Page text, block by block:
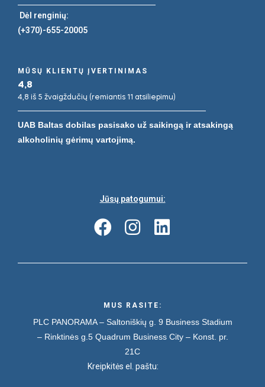
Dėl renginių:
(+370)-655-20005
MŪSŲ KLIENTŲ ĮVERTINIMAS
4,8
4,8 iš 5 žvaigždučių (remiantis 11 atsiliepimu)
UAB Baltas dobilas pasisako už saikingą ir atsakingą
alkoholinių gėrimų vartojimą.
Jūsų patogumui:
MUS RASITE:
PLC PANORAMA – Saltoniškių g. 9 Business Stadium
– Rinktinės g.5 Quadrum Business City – Konst. pr.
21C
Kreipkitės el. paštu: